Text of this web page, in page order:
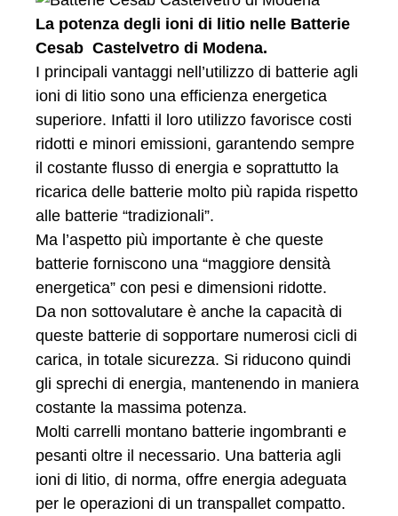
La potenza degli ioni di litio nelle Batterie
Cesab Castelvetro di Modena.
I principali vantaggi nell’utilizzo di batterie agli
ioni di litio sono una efficienza energetica
superiore. Infatti il loro utilizzo favorisce costi
ridotti e minori emissioni, garantendo sempre
il costante flusso di energia e soprattutto la
ricarica delle batterie molto più rapida rispetto
alle batterie “tradizionali”.
Ma l’aspetto più importante è che queste
batterie forniscono una “maggiore densità
energetica” con pesi e dimensioni ridotte.
Da non sottovalutare è anche la capacità di
queste batterie di sopportare numerosi cicli di
carica, in totale sicurezza. Si riducono quindi
gli sprechi di energia, mantenendo in maniera
costante la massima potenza.
Molti carrelli montano batterie ingombranti e
pesanti oltre il necessario. Una batteria agli
ioni di litio, di norma, offre energia adeguata
per le operazioni di un transpallet compatto.